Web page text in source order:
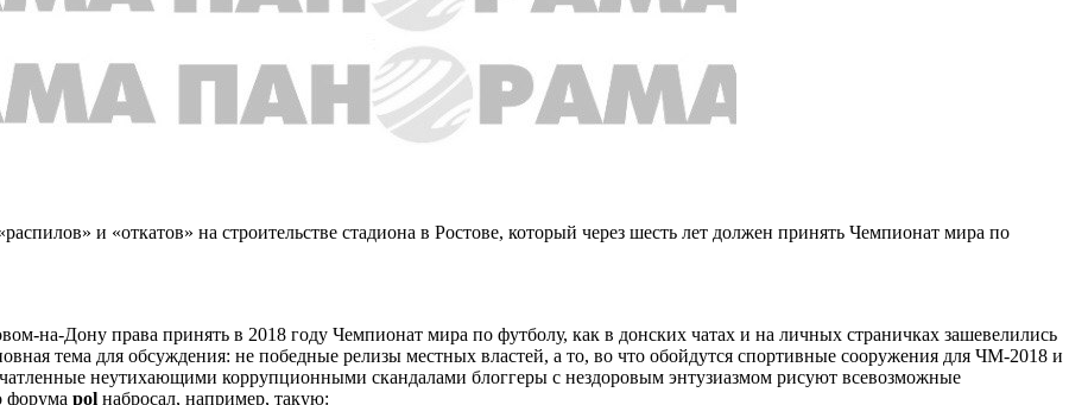
и «откатов» на строительстве стадиона в Ростове, который через шесть лет должен принять Чемпионат мира по
на-Дону права принять в 2018 году Чемпионат мира по футболу, как в донских чатах и на личных страничках зашевелились
тема для обсуждения: не победные релизы местных властей, а то, во что обойдутся спортивные сооружения для ЧМ-2018 и
неутихающими коррупционными скандалами блоггеры с нездоровым энтузиазмом рисуют всевозможные
форума pol набросал, например, такую: